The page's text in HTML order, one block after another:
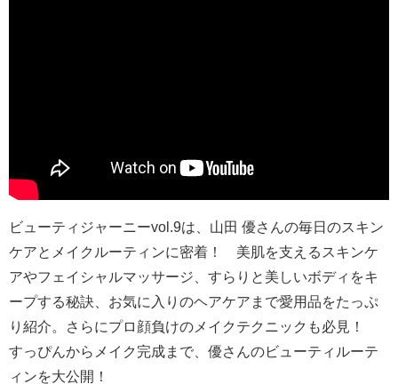
ビューティジャーニーvol.9は、山田 優さんの毎日のスキン
ケアとメイクルーティンに密着！ 美肌を支えるスキンケ
アやフェイシャルマッサージ、すらりと美しいボディをキ
ープする秘訣、お気に入りのヘアケアまで愛用品をたっぷ
り紹介。さらにプロ顔負けのメイクテクニックも必見！
すっぴんからメイク完成まで、優さんのビューティルーテ
ィンを大公開！